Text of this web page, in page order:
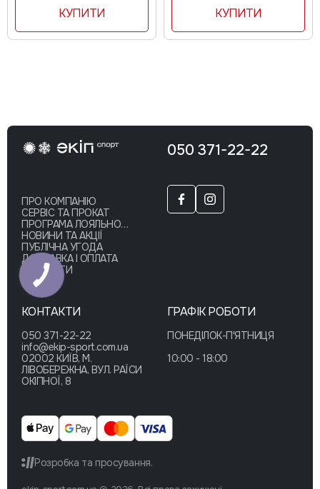
КУПИТИ КУПИТИ
050 371-22-22
ПРО КОМПАНІЮ
СЕРВІС ТА ПРОКАТ
ПРОГРАМА ЛОЯЛЬНОСТІ
НОВИНИ ТА АКЦІЇ
ПУБЛІЧНА УГОДА
ДОСТАВКА І ОПЛАТА
КОНТАКТИ
КОНТАКТИ
050 371-22-22
info@ekip-sport.com.ua
02002 КИЇВ, М.
ЛІВОБЕРЕЖНА, ВУЛ. РАЇСИ
ОКІПНОЇ, 8
ГРАФІК РОБОТИ
ПОНЕДІЛОК-П'ЯТНИЦЯ
10:00 - 18:00
Розробка та просування.